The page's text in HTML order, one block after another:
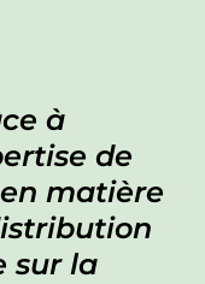
à
de
matière
sur la